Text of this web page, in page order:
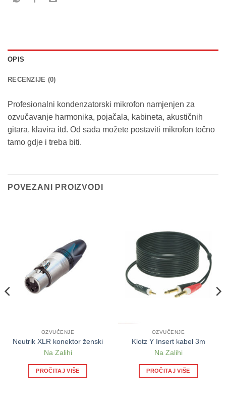
OPIS
RECENZIJE (0)
Profesionalni kondenzatorski mikrofon namjenjen za
ozvučavanje harmonika, pojačala, kabineta, akustičnih
gitara, klavira itd. Od sada možete postaviti mikrofon točno
tamo gdje i treba biti.
POVEZANI PROIZVODI
OZVUČENJE
Neutrik XLR konektor ženski
Na Zalihi
PROČITAJ VIŠE
OZVUČENJE
Klotz Y Insert kabel 3m
Na Zalihi
PROČITAJ VIŠE